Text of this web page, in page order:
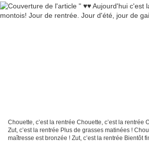
Chouette, c’est la rentrée Chouette, c’est la rentrée
Zut, c’est la rentrée Plus de grasses matinées !
maîtresse est bronzée ! Zut, c’est la rentrée Bientôt